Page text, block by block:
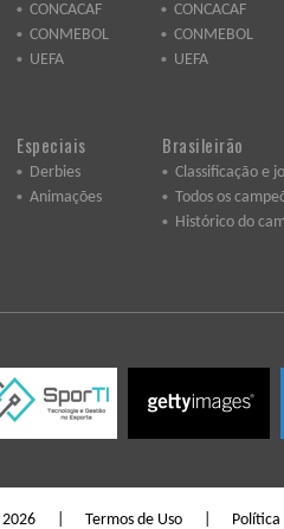
CONCACAF
CONMEBOL
UEFA
CONCACAF
CONMEBOL
UEFA
Especiais
Derbies
Animações
Brasileirão
Classificação e
Todos os
Histórico do
| Termos de Uso Política